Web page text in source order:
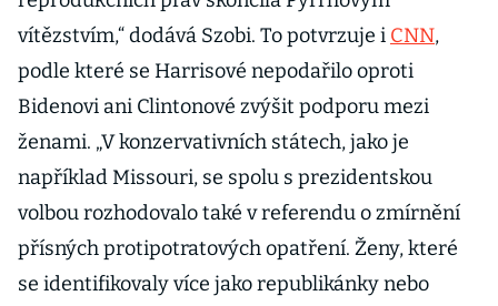
vítězstvím,“ dodává Szobi. To potvrzuje i CNN,
podle které se Harrisové nepodařilo oproti
Bidenovi ani Clintonové zvýšit podporu mezi
ženami. „V konzervativních státech, jako je
například Missouri, se spolu s prezidentskou
volbou rozhodovalo také v referendu o zmírnění
přísných protipotratových opatření. Ženy, které
se identifikovaly více jako republikánky nebo